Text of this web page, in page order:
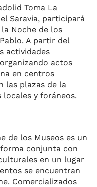
m
l
p
ar
ti
r
Toma La
Saravia, participará
Noche de los
A partir del
actividades
actos
en centros
las plazas de la
y foráneos.
de los Museos es un
conjunta con
en un lugar
se encuentran
Comercializados